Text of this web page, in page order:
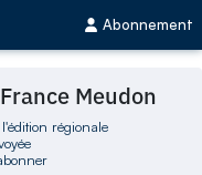
Abonnement
Meudon
régionale